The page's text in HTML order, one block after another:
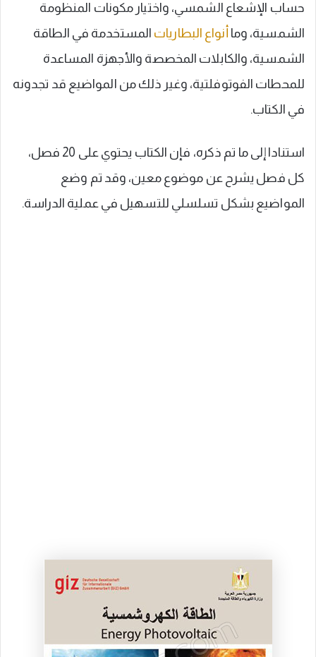
حساب الإشعاع الشمسي، واختيار مكونات المنظومة
الشمسية، وما أنواع البطاريات المستخدمة في الطاقة
الشمسية، والكابلات المخصصة والأجهزة المساعدة
للمحطات الفوتوفلتية، وغير ذلك من المواضيع قد تجدونه
في الكتاب.
استنادا إلى ما تم ذكره، فإن الكتاب يحتوي على 20 فصل،
كل فصل يشرح عن موضوع معين، وقد تم وضع
المواضيع بشكل تسلسلي للتسهيل في عملية الدراسة.